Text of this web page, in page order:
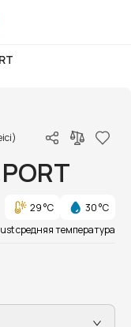
29 °C
30 °C
средняя температура